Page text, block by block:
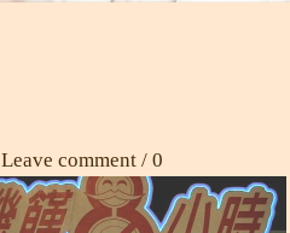
Leave comment / 0